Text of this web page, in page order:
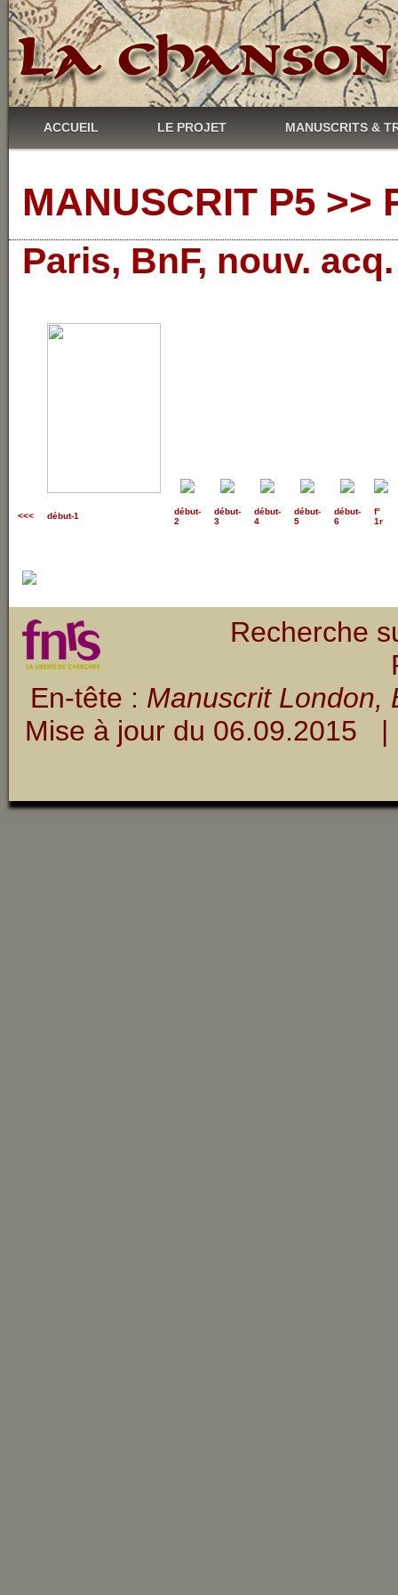
ACCUEIL LE PROJET MANUSCRITS &
MANUSCRIT P5
Paris, BnF, nouv.
<<< début-1 début-
2
début-
3
début-
4
début-
5
début-
6
f°
1r
Recherche
En-tête : Manuscrit London,
Mise à jour du 06.09.2015 |